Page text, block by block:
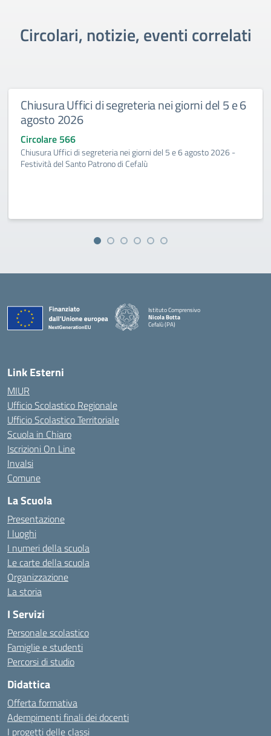
Circolari, notizie, eventi correlati
Chiusura Uffici di segreteria nei giorni del 5 e 6
agosto 2026
Circolare 566
Chiusura Uffici di segreteria nei giorni del 5 e 6 agosto 2026 -
Festività del Santo Patrono di Cefalù
Istituto Comprensivo
Nicola Botta
Cefalù (PA)
Link Esterni
MIUR
Ufficio Scolastico Regionale
Ufficio Scolastico Territoriale
Scuola in Chiaro
Iscrizioni On Line
Invalsi
Comune
La Scuola
Presentazione
I luoghi
I numeri della scuola
Le carte della scuola
Organizzazione
La storia
I Servizi
Personale scolastico
Famiglie e studenti
Percorsi di studio
Didattica
Offerta formativa
Adempimenti finali dei docenti
I progetti delle classi